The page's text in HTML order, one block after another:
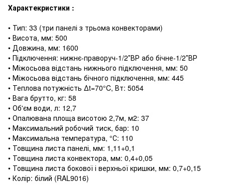
Характекристики :
• Тип: 33 (три панелі з трьома конвекторами)
• Висота, мм: 500
• Довжина, мм: 1600
• Підключення: нижнє-праворуч-1/2″ВР або бічне-1/2″ВР
• Міжосьова відстань нижнього підключення, мм: 50
• Міжосьова відстань бічного підключення, мм: 445
• Теплова потужність ∆t=70°C, Вт: 5054
• Вага брутто, кг: 58
• Об'єм води, л: 12,7
• Опалювана площа висотою 2,7м, м2: 37
• Максимальний робочий тиск, бар: 10
• Максимальна температура, °С: 110
• Товщина листа панелі, мм: 1,11+0,1
• Товщина листа конвектора, мм: 0,4+0,05
• Товщина листа бокової і верхньої кришки, мм: 0,7+0,15
• Колір: білий (RAL9016)